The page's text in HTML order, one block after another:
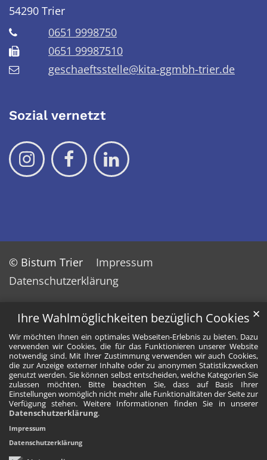
Ihre Wahlmöglichkeiten bezüglich Cookies
Wir möchten Ihnen ein optimales Webseiten-Erlebnis zu bieten. Dazu
verwenden wir Cookies, die für das Funktionieren unserer Website
notwendig sind. Mit Ihrer Zustimmung verwenden wir auch Cookies,
die zur Anzeige externer Inhalte oder zu anonymen Statistikzwecken
genutzt werden. Sie können selbst entscheiden, welche Kategorien Sie
zulassen möchten. Bitte beachten Sie, dass auf Basis Ihrer
Einstellungen womöglich nicht mehr alle Funktionalitäten der Seite zur
Verfügung stehen. Weitere Informationen finden Sie in unserer
Datenschutzerklärung.
✕
Impressum
Datenschutzerklärung
54290 Trier
0651 9998750
0651 99987510
geschaeftsstelle@kita-ggmbh-trier.de
Sozial vernetzt
© Bistum Trier
Impressum
Datenschutzerklärung